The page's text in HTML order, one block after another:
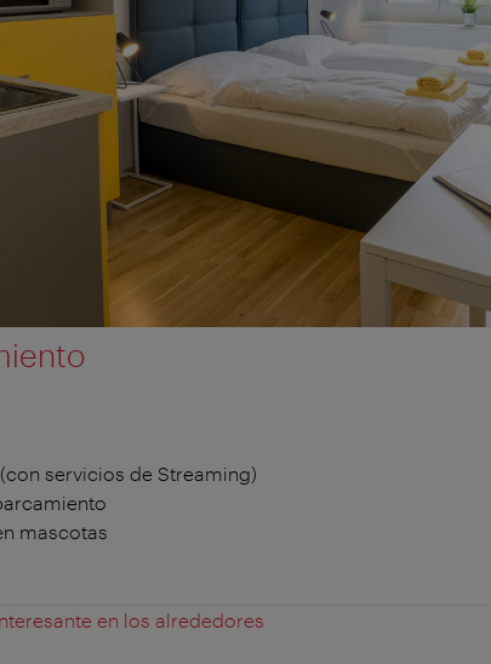
servicios de Streaming)
mascotas
en los alrededores